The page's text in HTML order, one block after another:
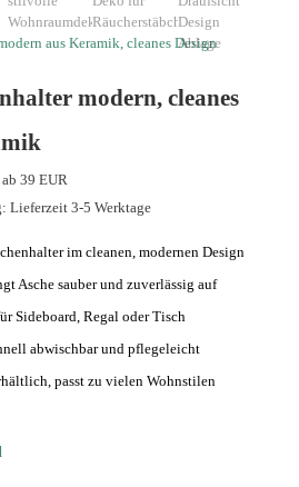
modern, cleanes
39 EUR
Lieferzeit 3-5 Werktage
im cleanen, modernen Design
Asche sauber und zuverlässig auf
Sideboard, Regal oder Tisch
abwischbar und pflegeleicht
passt zu vielen Wohnstilen